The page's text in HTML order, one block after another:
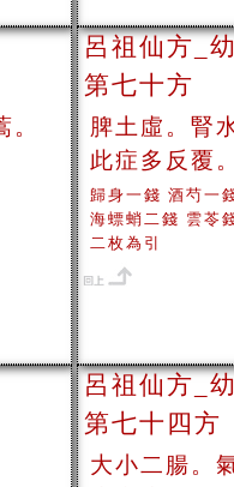
呂祖仙方_
第七十方
脾土虛。腎
此症多反覆
歸身一錢 酒芍一
海螵蛸二錢 雲苓
二枚為引
呂祖仙方_
第七十四方
大小二腸。